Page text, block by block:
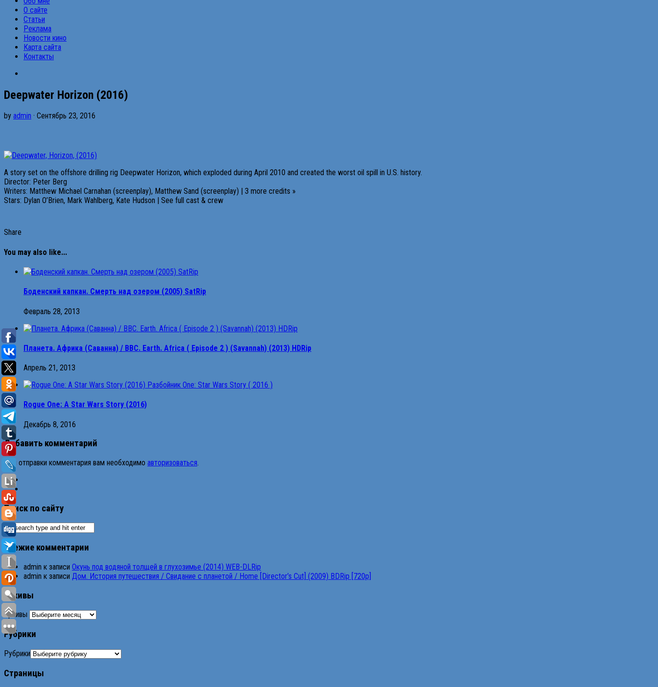
О сайте
Статьи
Реклама
Новости кино
Карта сайта
Контакты
Deepwater Horizon (2016)
by admin · Сентябрь 23, 2016
A story set on the offshore drilling rig Deepwater Horizon, which exploded during April 2010 and created the worst oil spill in U.S. history.
Director: Peter Berg
Writers: Matthew Michael Carnahan (screenplay), Matthew Sand (screenplay) | 3 more credits »
Stars: Dylan O’Brien, Mark Wahlberg, Kate Hudson | See full cast & crew
Share
You may also like...
Боденский капкан. Смерть над озером (2005) SatRip
Февраль 28, 2013
Планета. Африка (Cаванна) / BBC. Earth. Africa ( Episode 2 ) (Savannah) (2013) HDRip
Апрель 21, 2013
Rogue One: A Star Wars Story (2016)
Декабрь 8, 2016
Добавить комментарий
Для отправки комментария вам необходимо авторизоваться.
Поиск по сайту
Свежие комментарии
admin к записи Окунь под водяной толщей в глухозимье (2014) WEB-DLRip
admin к записи Дом. История путешествия / Свидание с планетой / Home [Director’s Cut] (2009) BDRip [720p]
Архивы
Архивы
Рубрики
Рубрики
Страницы